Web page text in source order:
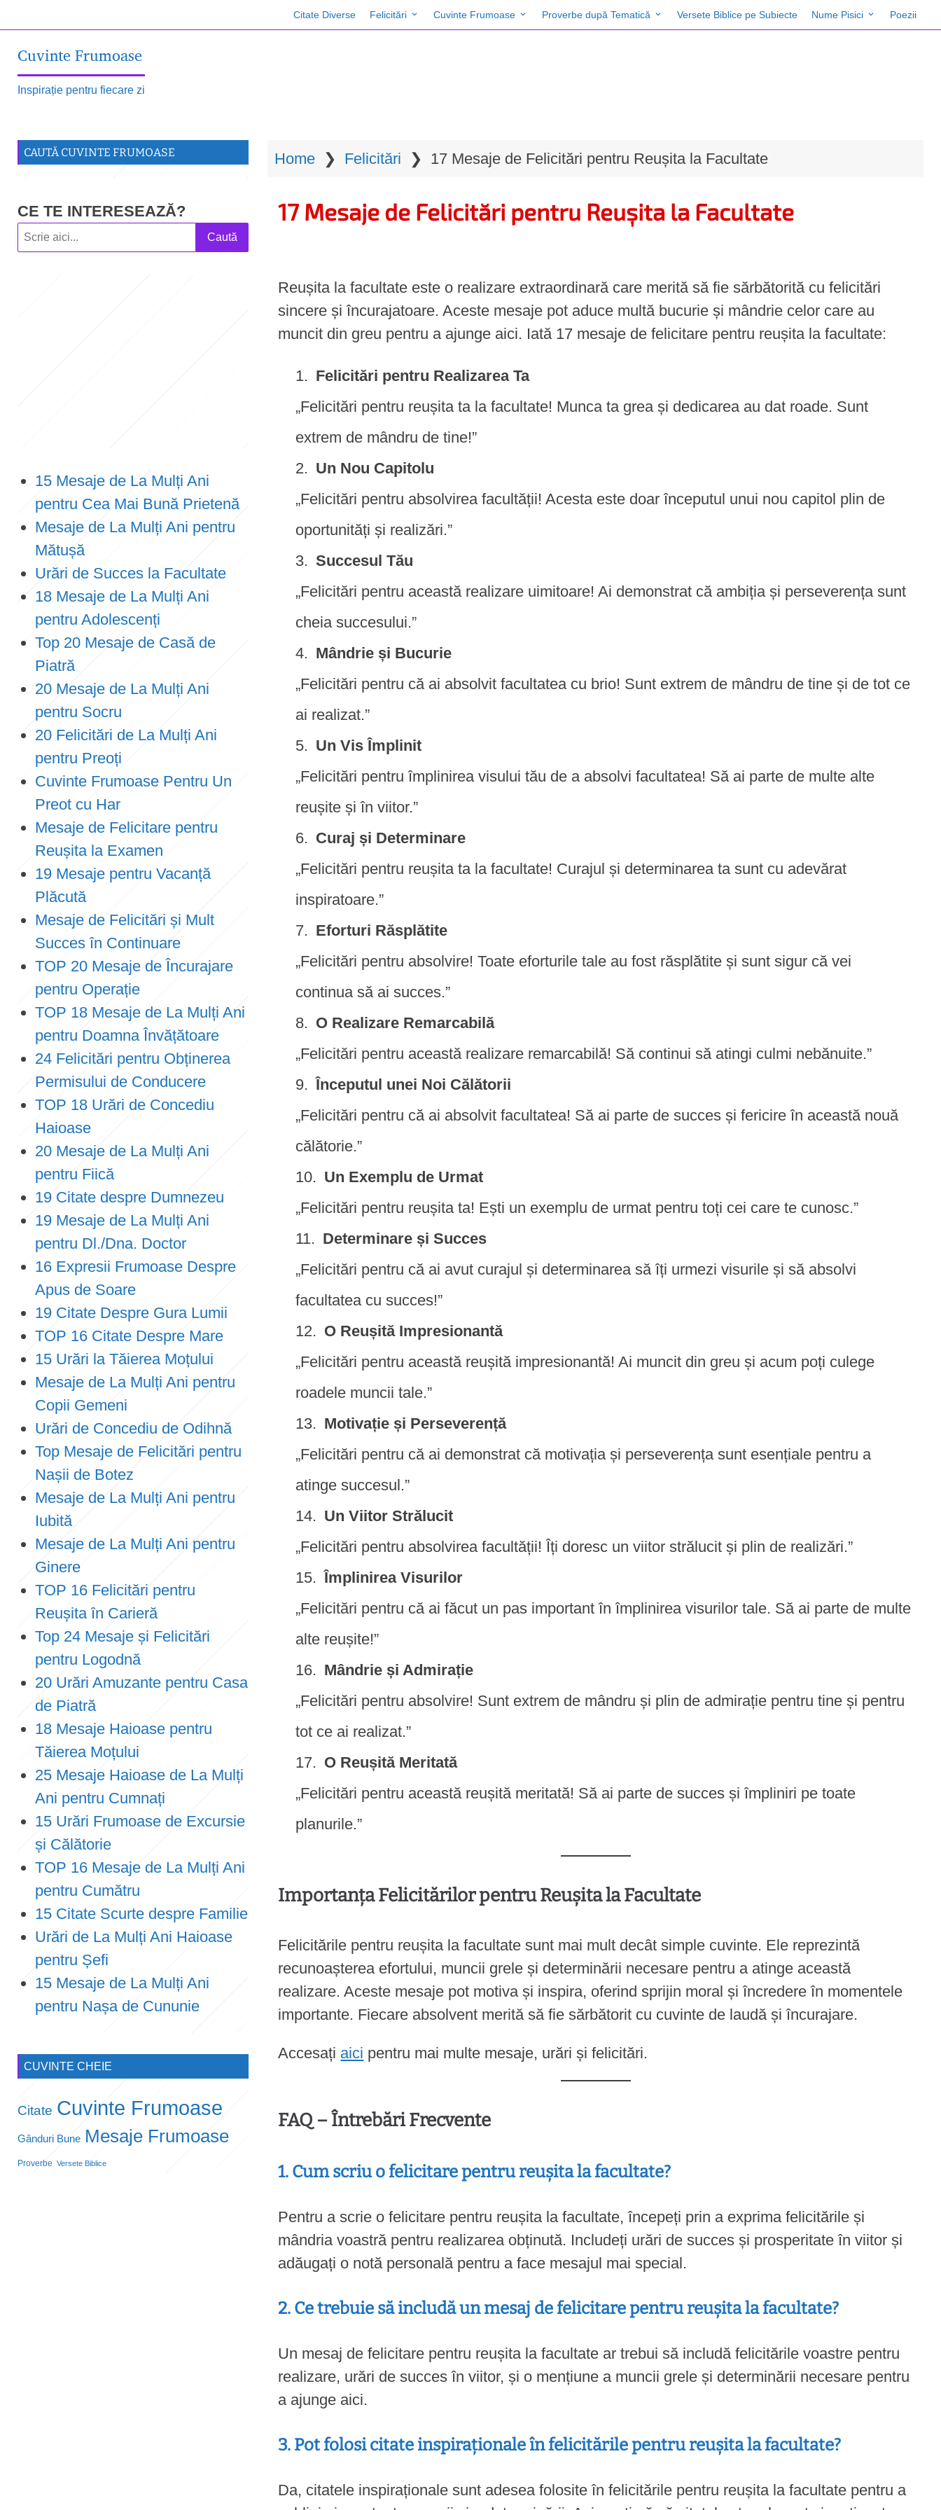
k
Citate Diverse Felicitări Cuvinte Frumoase Proverbe după Tematică Versete Biblice pe Subiecte Nume Pisici Poezii
Cuvinte Frumoase
Inspirație pentru fiecare zi
Home ❯ Felicitări ❯ 17 Mesaje de Felicitări pentru Reușita la Facultate
17 Mesaje de Felicitări pentru Reușita la Facultate
Reușita la facultate este o realizare extraordinară care merită să fie sărbătorită cu felicitări
sincere și încurajatoare. Aceste mesaje pot aduce multă bucurie și mândrie celor care au
muncit din greu pentru a ajunge aici. Iată 17 mesaje de felicitare pentru reușita la facultate:
Felicitări pentru Realizarea Ta
„Felicitări pentru reușita ta la facultate! Munca ta grea și dedicarea au dat roade. Sunt
extrem de mândru de tine!”
Un Nou Capitolu
„Felicitări pentru absolvirea facultății! Acesta este doar începutul unui nou capitol plin de
oportunități și realizări.”
Succesul Tău
„Felicitări pentru această realizare uimitoare! Ai demonstrat că ambiția și perseverența sunt
cheia succesului.”
Mândrie și Bucurie
„Felicitări pentru că ai absolvit facultatea cu brio! Sunt extrem de mândru de tine și de tot ce
ai realizat.”
Un Vis Împlinit
„Felicitări pentru împlinirea visului tău de a absolvi facultatea! Să ai parte de multe alte
reușite și în viitor.”
Curaj și Determinare
„Felicitări pentru reușita ta la facultate! Curajul și determinarea ta sunt cu adevărat
inspiratoare.”
Eforturi Răsplătite
„Felicitări pentru absolvire! Toate eforturile tale au fost răsplătite și sunt sigur că vei
continua să ai succes.”
O Realizare Remarcabilă
„Felicitări pentru această realizare remarcabilă! Să continui să atingi culmi nebănuite.”
Începutul unei Noi Călătorii
„Felicitări pentru că ai absolvit facultatea! Să ai parte de succes și fericire în această nouă
călătorie.”
Un Exemplu de Urmat
„Felicitări pentru reușita ta! Ești un exemplu de urmat pentru toți cei care te cunosc.”
Determinare și Succes
„Felicitări pentru că ai avut curajul și determinarea să îți urmezi visurile și să absolvi
facultatea cu succes!”
O Reușită Impresionantă
„Felicitări pentru această reușită impresionantă! Ai muncit din greu și acum poți culege
roadele muncii tale.”
Motivație și Perseverență
„Felicitări pentru că ai demonstrat că motivația și perseverența sunt esențiale pentru a
atinge succesul.”
Un Viitor Strălucit
„Felicitări pentru absolvirea facultății! Îți doresc un viitor strălucit și plin de realizări.”
Împlinirea Visurilor
„Felicitări pentru că ai făcut un pas important în împlinirea visurilor tale. Să ai parte de multe
alte reușite!”
Mândrie și Admirație
„Felicitări pentru absolvire! Sunt extrem de mândru și plin de admirație pentru tine și pentru
tot ce ai realizat.”
O Reușită Meritată
„Felicitări pentru această reușită meritată! Să ai parte de succes și împliniri pe toate
planurile.”
Importanța Felicitărilor pentru Reușita la Facultate
Felicitările pentru reușita la facultate sunt mai mult decât simple cuvinte. Ele reprezintă
recunoașterea efortului, muncii grele și determinării necesare pentru a atinge această
realizare. Aceste mesaje pot motiva și inspira, oferind sprijin moral și încredere în momentele
importante. Fiecare absolvent merită să fie sărbătorit cu cuvinte de laudă și încurajare.
Accesați aici pentru mai multe mesaje, urări și felicitări.
FAQ – Întrebări Frecvente
1. Cum scriu o felicitare pentru reușita la facultate?
Pentru a scrie o felicitare pentru reușita la facultate, începeți prin a exprima felicitările și
mândria voastră pentru realizarea obținută. Includeți urări de succes și prosperitate în viitor și
adăugați o notă personală pentru a face mesajul mai special.
2. Ce trebuie să includă un mesaj de felicitare pentru reușita la facultate?
Un mesaj de felicitare pentru reușita la facultate ar trebui să includă felicitările voastre pentru
realizare, urări de succes în viitor, și o mențiune a muncii grele și determinării necesare pentru
a ajunge aici.
3. Pot folosi citate inspiraționale în felicitările pentru reușita la facultate?
Da, citatele inspiraționale sunt adesea folosite în felicitările pentru reușita la facultate pentru a
CAUTĂ CUVINTE FRUMOASE
CE TE INTERESEAZĂ?
Caută
15 Mesaje de La Mulți Ani
pentru Cea Mai Bună Prietenă
Mesaje de La Mulți Ani pentru
Mătușă
Urări de Succes la Facultate
18 Mesaje de La Mulți Ani
pentru Adolescenți
Top 20 Mesaje de Casă de
Piatră
20 Mesaje de La Mulți Ani
pentru Socru
20 Felicitări de La Mulți Ani
pentru Preoți
Cuvinte Frumoase Pentru Un
Preot cu Har
Mesaje de Felicitare pentru
Reușita la Examen
19 Mesaje pentru Vacanță
Plăcută
Mesaje de Felicitări și Mult
Succes în Continuare
TOP 20 Mesaje de Încurajare
pentru Operație
TOP 18 Mesaje de La Mulți Ani
pentru Doamna Învățătoare
24 Felicitări pentru Obținerea
Permisului de Conducere
TOP 18 Urări de Concediu
Haioase
20 Mesaje de La Mulți Ani
pentru Fiică
19 Citate despre Dumnezeu
19 Mesaje de La Mulți Ani
pentru Dl./Dna. Doctor
16 Expresii Frumoase Despre
Apus de Soare
19 Citate Despre Gura Lumii
TOP 16 Citate Despre Mare
15 Urări la Tăierea Moțului
Mesaje de La Mulți Ani pentru
Copii Gemeni
Urări de Concediu de Odihnă
Top Mesaje de Felicitări pentru
Nașii de Botez
Mesaje de La Mulți Ani pentru
Iubită
Mesaje de La Mulți Ani pentru
Ginere
TOP 16 Felicitări pentru
Reușita în Carieră
Top 24 Mesaje și Felicitări
pentru Logodnă
20 Urări Amuzante pentru Casa
de Piatră
18 Mesaje Haioase pentru
Tăierea Moțului
25 Mesaje Haioase de La Mulți
Ani pentru Cumnați
15 Urări Frumoase de Excursie
și Călătorie
TOP 16 Mesaje de La Mulți Ani
pentru Cumătru
15 Citate Scurte despre Familie
Urări de La Mulți Ani Haioase
pentru Șefi
15 Mesaje de La Mulți Ani
pentru Nașa de Cununie
CUVINTE CHEIE
Citate Cuvinte Frumoase
Gânduri Bune Mesaje Frumoase
Proverbe Versete Biblice